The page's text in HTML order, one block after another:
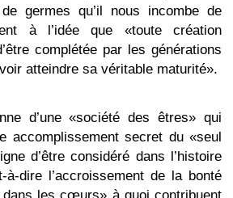
germes qu’il nous incombe de
à l’idée que «toute création
complétée par les générations
atteindre sa véritable maturité».
d’une «société des êtres» qui
accomplissement secret du «seul
d’être considéré dans l’histoire
à-dire l’accroissement de la bonté